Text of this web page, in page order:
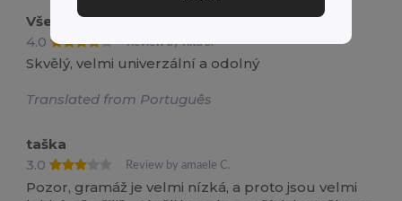
Všestranný
4.0
Review by Rita S.
Skvělý, velmi univerzální a odolný
Translated from Português
taška
3.0
Review by amaele C.
Pozor, gramáž je velmi nízká, a proto jsou velmi